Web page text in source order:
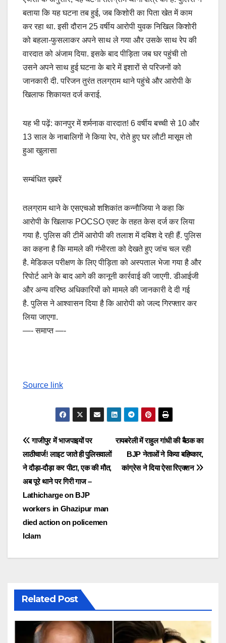
बताया कि यह घटना तब हुई, जब किशोरी का पिता खेत में काम
कर रहा था. इसी दौरान 25 वर्षीय आरोपी युवक निखिल किशोरी
को बहला-फुसलाकर अपने साथ ले गया और उसके साथ रेप की
वारदात को अंजाम दिया. इसके बाद पीड़िता जब घर पहुंची तो
उसने अपने साथ हुई घटना के बारे में इशारों से परिजनों को
जानकारी दी. परिजन तुरंत तलग्राम थाने पहुंचे और आरोपी के
खिलाफ शिकायत दर्ज कराई.
यह भी पढ़ें: कानपुर में शर्मनाक वारदात! 6 वर्षीय बच्ची से 10 और
13 साल के नाबालिगों ने किया रेप, रोते हुए घर लौटी मासूम तो
हुआ खुलासा
सम्बंधित ख़बरें
तलग्राम थाने के एसएचओ शशिकांत कन्नौजिया ने कहा कि
आरोपी के खिलाफ POCSO एक्ट के तहत केस दर्ज कर लिया
गया है. पुलिस की टीमें आरोपी की तलाश में दबिश दे रही हैं. पुलिस
का कहना है कि मामले की गंभीरता को देखते हुए जांच चल रही
है. मेडिकल परीक्षण के लिए पीड़िता को अस्पताल भेजा गया है और
रिपोर्ट आने के बाद आगे की कानूनी कार्रवाई की जाएगी. डीआईजी
और अन्य वरिष्ठ अधिकारियों को मामले की जानकारी दे दी गई
है. पुलिस ने आश्वासन दिया है कि आरोपी को जल्द गिरफ्तार कर
लिया जाएगा.
—- समाप्त —-
Source link
Post
navigation
रायबरेली में राहुल गांधी की बैठक का
BJP नेताओं ने किया बहिष्कार,
कांग्रेस ने दिया ऐसा रिएक्शन
गाजीपुर में भाजपाइयों पर
लाठीचार्ज! लाइट जाते ही पुलिसवालों
ने दौड़ा-दौड़ा कर पीटा, एक की मौत,
अब पूरे थाने पर गिरी गाज –
Lathicharge on BJP
workers in Ghazipur man
died action on policemen
lclam
Related Post